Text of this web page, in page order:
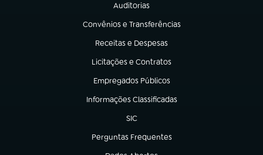
Auditorias
(abre em nova aba)
Convênios e Transferências
(abre em nova aba)
Receitas e Despesas
(abre em nova aba)
Licitações e Contratos
(abre em nova aba)
Empregados Públicos
(abre em nova aba)
Informações Classificadas
(abre em nova aba)
SIC
(abre em nova aba)
Perguntas Frequentes
(abre em nova aba)